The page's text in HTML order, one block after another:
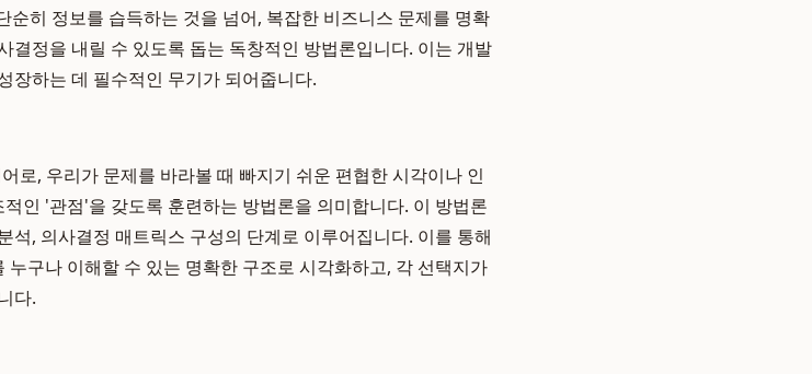
히 정보를 습득하는 것을 넘어, 복잡한 비즈니스 문제를 명확
결정을 내릴 수 있도록 돕는 독창적인 방법론입니다. 이는 개발
장하는 데 필수적인 무기가 되어줍니다.
로, 우리가 문제를 바라볼 때 빠지기 쉬운 편협한 시각이나 인
인 '관점'을 갖도록 훈련하는 방법론을 의미합니다. 이 방법론
석, 의사결정 매트릭스 구성의 단계로 이루어집니다. 이를 통해
구나 이해할 수 있는 명확한 구조로 시각화하고, 각 선택지가
다.